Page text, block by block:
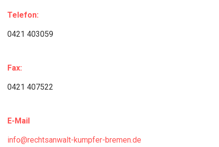
Telefon:
0421 403059
Fax:
0421 407522
E-Mail
info@rechtsanwalt-kumpfer-bremen.de